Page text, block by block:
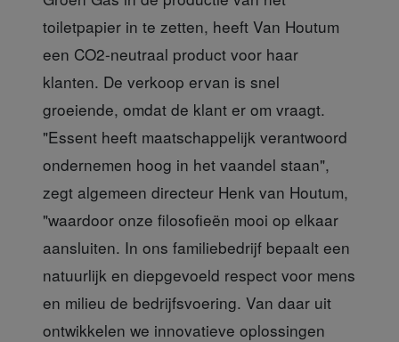
toiletpapier in te zetten, heeft Van Houtum
een CO2-neutraal product voor haar
klanten. De verkoop ervan is snel
groeiende, omdat de klant er om vraagt.
"Essent heeft maatschappelijk verantwoord
ondernemen hoog in het vaandel staan",
zegt algemeen directeur Henk van Houtum,
"waardoor onze filosofieën mooi op elkaar
aansluiten. In ons familiebedrijf bepaalt een
natuurlijk en diepgevoeld respect voor mens
en milieu de bedrijfsvoering. Van daar uit
ontwikkelen we innovatieve oplossingen